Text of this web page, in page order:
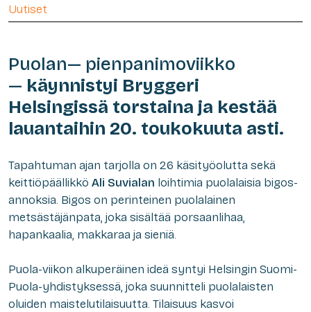
Uutiset
Puolan— pienpanimoviikko
— käynnistyi Bryggeri
Helsingissä torstaina ja kestää
lauantaihin 20. toukokuuta asti.
Tapahtuman ajan tarjolla on 26 käsityöolutta sekä
keittiöpäällikkö Ali Suvialan loihtimia puolalaisia bigos-
annoksia. Bigos on perinteinen puolalainen
metsästäjänpata, joka sisältää porsaanlihaa,
hapankaalia, makkaraa ja sieniä.
Puola-viikon alkuperäinen ideä syntyi Helsingin Suomi-
Puola-yhdistyksessä, joka suunnitteli puolalaisten
oluiden maistelutilaisuutta. Tilaisuus kasvoi